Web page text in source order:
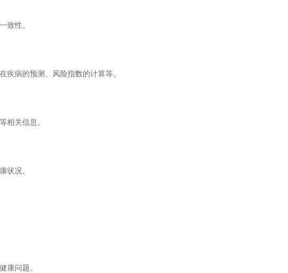
致性。
病的预测、风险指数的计算等。
相关信息。
状况。
康问题。